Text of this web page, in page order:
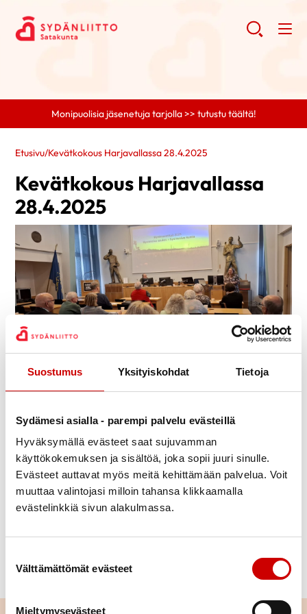
Suostumus Yksityiskohdat Tietoja
Sydämesi asialla - parempi palvelu evästeillä
Hyväksymällä evästeet saat sujuvamman
käyttökokemuksen ja sisältöä, joka sopii juuri sinulle.
Evästeet auttavat myös meitä kehittämään palvelua. Voit
muuttaa valintojasi milloin tahansa klikkaamalla
evästelinkkiä sivun alakulmassa.
Välttämättömät evästeet
Mieltymysevästeet
Monipuolisia jäsenetuja tarjolla >> tutustu täältä!
Etusivu/Kevätkokous Harjavallassa 28.4.2025
Kevätkokous Harjavallassa
28.4.2025
Julkaistu 29.4.2025
Jaa Whatsapp
Jaa Facebook
Jaa TwitterJaa Linkedin
Jaa EmailJaa Print
Harjavallan Yhteisötalolle mukavan joukon
yhdistystoimijoita. Vuosi 2024 saatiin pakettiin ja
jaettiin ajatuksia myös tulevaan.
Kokouksen emäntänä toimi Harjavallan kaupunki ja
hyvinvointipäällikkö Riikka Lammi, joka esitteli
hyvinvointityötä.